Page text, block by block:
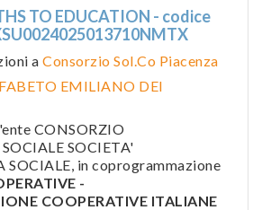
TO EDUCATION - codice
a Consorzio Sol.Co Piacenza
EMILIANO DEI
CONSORZIO
SOCIETA'
SOCIALE, in coprogrammazione
-
COOPERATIVE ITALIANE